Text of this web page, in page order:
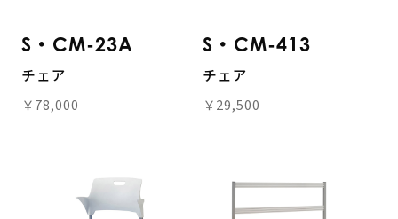
S・CM-23A
チェア
￥78,000
S・CM-413
チェア
￥29,500